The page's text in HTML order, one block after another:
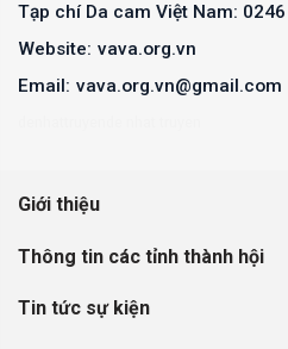
Tạp chí Da cam Việt Nam:
Website: vava.org.vn
Email: vava.org.vn@gmail.com
Giới thiệu
Thông tin các tỉnh thành hội
Tin tức sự kiện